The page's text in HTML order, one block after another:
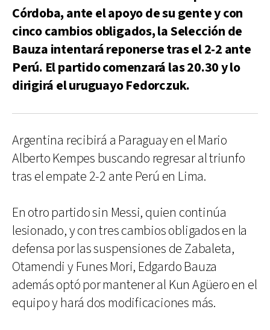
Córdoba, ante el apoyo de su gente y con
cinco cambios obligados, la Selección de
Bauza intentará reponerse tras el 2-2 ante
Perú. El partido comenzará las 20.30 y lo
dirigirá el uruguayo Fedorczuk.
Argentina recibirá a Paraguay en el Mario
Alberto Kempes buscando regresar al triunfo
tras el empate 2-2 ante Perú en Lima.
En otro partido sin Messi, quien continúa
lesionado, y con tres cambios obligados en la
defensa por las suspensiones de Zabaleta,
Otamendi y Funes Mori, Edgardo Bauza
además optó por mantener al Kun Agüero en el
equipo y hará dos modificaciones más.